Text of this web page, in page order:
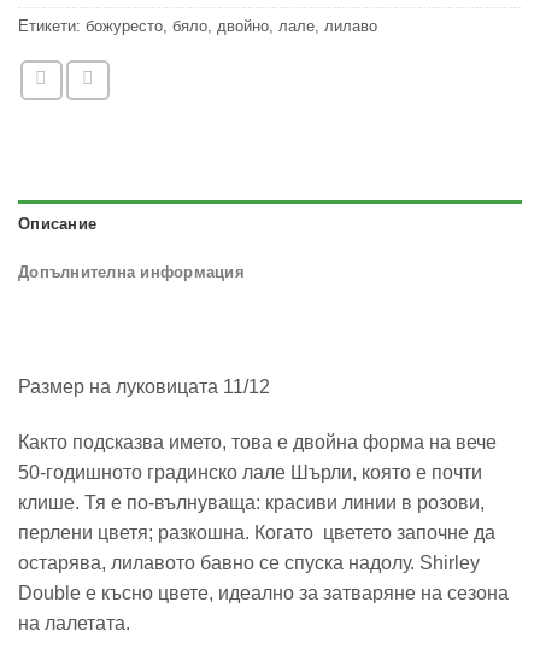
Етикети: божуресто, бяло, двойно, лале, лилаво
Описание
Допълнителна информация
Размер на луковицата 11/12
Както подсказва името, това е двойна форма на вече
50-годишното градинско лале Шърли, която е почти
клише. Тя е по-вълнуваща: красиви линии в розови,
перлени цветя; разкошна. Когато цветето започне да
остарява, лилавото бавно се спуска надолу. Shirley
Double е късно цвете, идеално за затваряне на сезона
на лалетата.